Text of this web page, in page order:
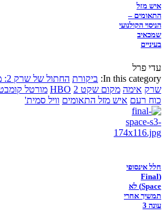
איש מזל
התאומים –
הניסוי הקולנועי
שמכאיב
בעיניים
עדי פרל
In this category: ביקורת החתול של שרק 2: משאלה אחת ודי
שרק אימה מקום שקט 2 HBO מורטל
כוח רעם איש מזל התאומים וויל סמית'
חלל אינסופי
(Final
Space) לא
תמשיך אחרי
עונה 3